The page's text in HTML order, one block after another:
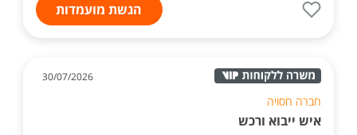
הגשת מועמדות
30/07/2026
חברה חסויה
איש ייבוא ורכש